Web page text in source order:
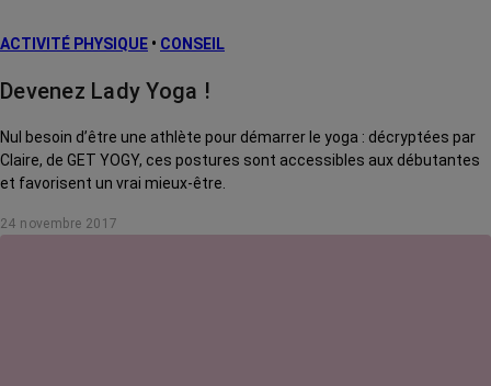
ACTIVITÉ PHYSIQUE • CONSEIL
Devenez Lady Yoga !
Nul besoin d’être une athlète pour démarrer le yoga : décryptées par
Claire, de GET YOGY, ces postures sont accessibles aux débutantes
et favorisent un vrai mieux-être.
24 novembre 2017